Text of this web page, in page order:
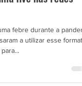
2 min de leitura
live nas redes
febre durante a
a utilizar esse formato